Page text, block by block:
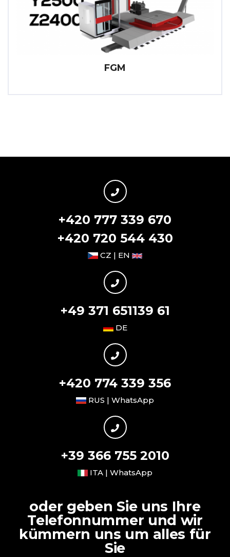
FGM
+420 777 339 670
+420 720 544 430
CZ | EN
+49 371 651139 61
DE
+420 774 339 356
RUS | WhatsApp
+39 366 755 2010
ITA | WhatsApp
oder geben Sie uns Ihre
Telefonnummer und wir
kümmern uns um alles für
Sie